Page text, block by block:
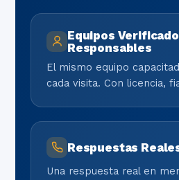
Equipos
Responsables
El mismo equipo
cada visita. Con licencia,
Respuestas
Una respuesta real en